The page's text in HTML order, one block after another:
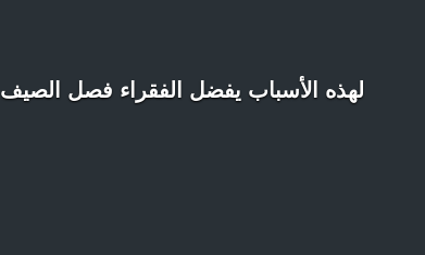
لهذه الأسباب يفضل الفقراء فصل الصيف